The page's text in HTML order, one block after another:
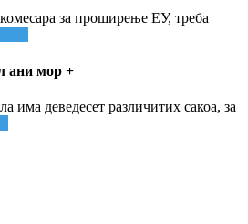
за проширење ЕУ, треба
ани мор +
има деведесет различитих сакоа, за